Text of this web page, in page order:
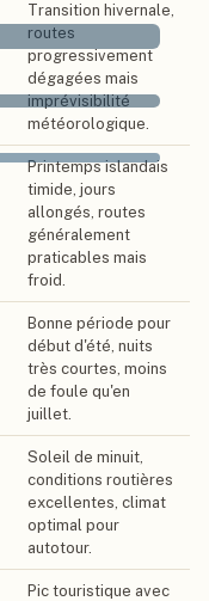
Transition hivernale,
routes
progressivement
dégagées mais
imprévisibilité
météorologique.
Printemps islandais
timide, jours
allongés, routes
généralement
praticables mais
froid.
Bonne période pour
début d'été, nuits
très courtes, moins
de foule qu'en
juillet.
Soleil de minuit,
conditions routières
excellentes, climat
optimal pour
autotour.
Pic touristique avec